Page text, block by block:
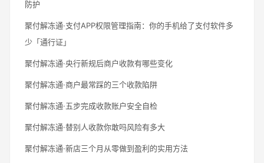
防护
聚付解冻通·支付APP权限管理指南：你的手机给了支付软件多
少「通行证」
聚付解冻通·央行新规后商户收款有哪些变化
聚付解冻通·商户最常踩的三个收款陷阱
聚付解冻通·五步完成收款账户安全自检
聚付解冻通·替别人收款你敢吗风险有多大
聚付解冻通·新店三个月从零做到盈利的实用方法